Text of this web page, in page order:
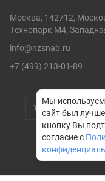
Москва, 142712,
Технопарк М4,
info@nzsnab.ru
+7 (499) 213-01-89
Мы
сайт был
кнопку Вы
согласие с